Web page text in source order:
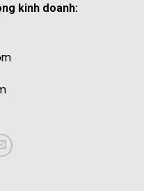
kinh doanh: